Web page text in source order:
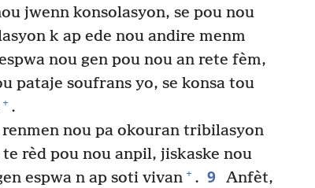
jwenn konsolasyon, se pou nou
k ap ede nou andire menm
nou gen pou nou an rete fèm,
pataje soufrans yo, se konsa tou
+ .
nou pa okouran tribilasyon
te rèd pou nou anpil, jiskaske nou
espwa n ap soti vivan + . 9 Anfèt,